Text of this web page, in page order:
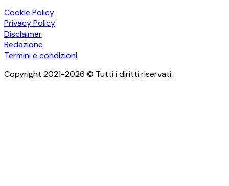
Cookie Policy
Privacy Policy
Disclaimer
Redazione
Termini e condizioni
Copyright 2021-2026 © Tutti i diritti riservati.